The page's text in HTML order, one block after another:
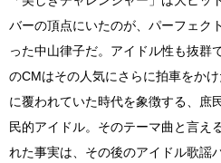
バーの頂点にいたのが、パーフェク
った中山律子だ。アイドル性も抜群
のCMはその人気にさらに拍車をか
に覆われていた時代を象徴する、庶
民的アイドル。そのテーマ曲と言え
れた事実は、その後のアイドル歌謡